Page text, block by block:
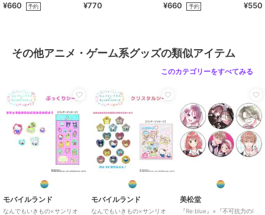
¥660 予約 ¥770 ¥660 予約 ¥550
その他アニメ・ゲーム系グッズの類似アイテム
このカテゴリーをすべてみる
モバイルランド
なんでもいきもの×サンリオ
モバイルランド
なんでもいきもの×サンリオ
美松堂
『Re:blue』×『不可抗力のI